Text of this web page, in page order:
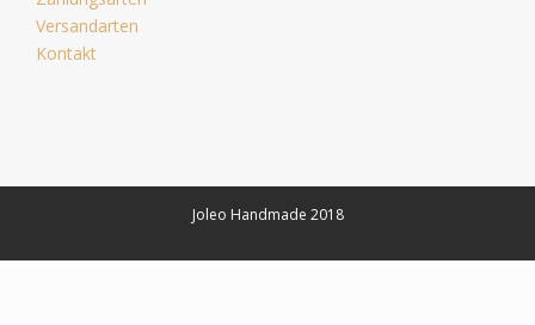
Versandarten
Kontakt
Joleo Handmade 2018